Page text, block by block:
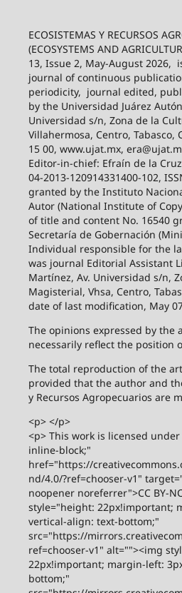
ECOSISTEMAS Y RECURSOS
(ECOSYSTEMS AND
13, Issue 2, May-August 2026,
journal of continuous
periodicity, journal edited,
by the Universidad Juárez
Universidad s/n, Zona de la
Villahermosa, Centro, Tabasco,
15 00, www.ujat.mx,
Editor-in-chief: Efraín de la
04-2013-120914331400-102,
granted by the Instituto
Autor (National Institute of
of title and content No. 16540
Secretaría de Gobernación
Individual responsible for the
was journal Editorial Assistant
Martínez, Av. Universidad s/n,
Magisterial, Vhsa, Centro,
date of last modification, May
The opinions expressed by the
necessarily reflect the position
The total reproduction of the
provided that the author and
y Recursos Agropecuarios are
<p> </p>
<p> This work is licensed
inline-block;"
href="https://
nd/4.0/?ref=chooser-v1"
noopener noreferrer">CC BY-
style="height: 22px!important;
vertical-align: text-bottom;"
src="https://
ref=chooser-v1" alt=""><img
22px!important; margin-left:
bottom;"